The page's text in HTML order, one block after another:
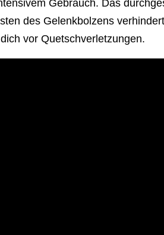
Gebrauch. Das
des Gelenkbolzens
vor Quetschverletzungen.